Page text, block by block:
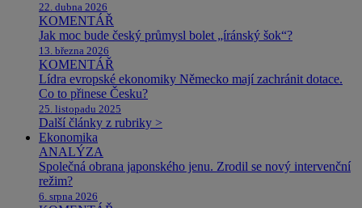
22. dubna 2026
KOMENTÁŘ
Jak moc bude český průmysl bolet „íránský šok“?
13. března 2026
KOMENTÁŘ
Lídra evropské ekonomiky Německo mají zachránit dotace.
Co to přinese Česku?
25. listopadu 2025
Další články z rubriky >
Ekonomika
ANALÝZA
Společná obrana japonského jenu. Zrodil se nový intervenční
režim?
6. srpna 2026